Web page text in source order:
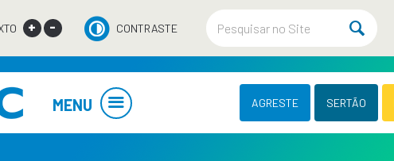
+ - CONTRASTE
MENU AGRESTE SERTÃO